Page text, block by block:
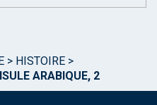
> HISTOIRE >
ARABIQUE, 2